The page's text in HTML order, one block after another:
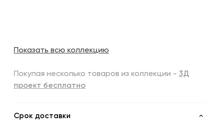
Показать всю коллекцию
Покупая несколько товаров из коллекции - 3Д
проект бесплатно
Срок доставки